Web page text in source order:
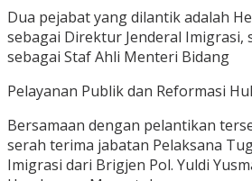
Dua pejabat yang dilantik adalah
sebagai Direktur Jenderal Imigrasi,
sebagai Staf Ahli Menteri Bidang
Pelayanan Publik dan Reformasi
Bersamaan dengan pelantikan
serah terima jabatan Pelaksana
Imigrasi dari Brigjen Pol. Yuldi